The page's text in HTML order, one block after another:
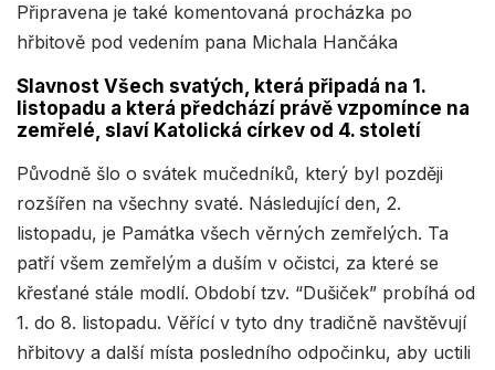
Připravena je také komentovaná procházka po
hřbitově pod vedením pana Michala Hančáka
Slavnost Všech svatých, která připadá na 1.
listopadu a která předchází právě vzpomínce na
zemřelé, slaví Katolická církev od 4. století
Původně šlo o svátek mučedníků, který byl později
rozšířen na všechny svaté. Následující den, 2.
listopadu, je Památka všech věrných zemřelých. Ta
patří všem zemřelým a duším v očistci, za které se
křesťané stále modlí. Období tzv. “Dušiček” probíhá od
1. do 8. listopadu. Věřící v tyto dny tradičně navštěvují
hřbitovy a další místa posledního odpočinku, aby uctili